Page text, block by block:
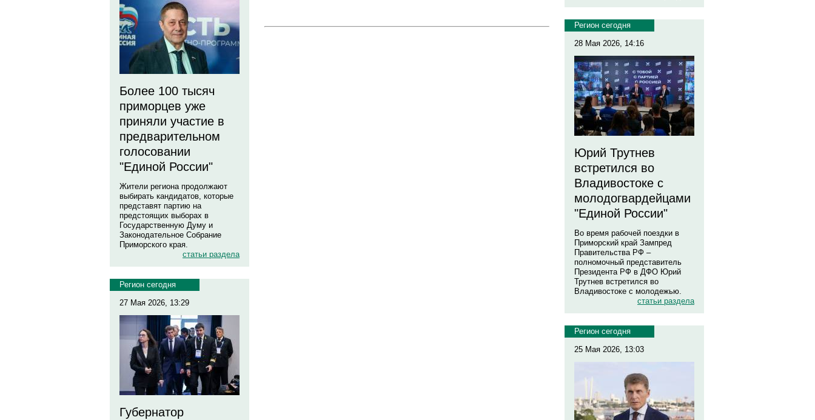
Более 100 тысяч
приморцев уже
приняли участие в
предварительном
голосовании
"Единой России"
Жители региона продолжают
выбирать кандидатов, которые
представят партию на
предстоящих выборах в
Государственную Думу и
Законодательное Собрание
Приморского края.
статьи раздела
Регион сегодня
27 Мая 2026, 13:29
Губернатор
Регион сегодня
28 Мая 2026, 14:16
Юрий Трутнев
встретился во
Владивостоке с
молодогвардейцами
"Единой России"
Во время рабочей поездки в
Приморский край Зампред
Правительства РФ –
полномочный представитель
Президента РФ в ДФО Юрий
Трутнев встретился во
Владивостоке с молодежью.
статьи раздела
Регион сегодня
25 Мая 2026, 13:03